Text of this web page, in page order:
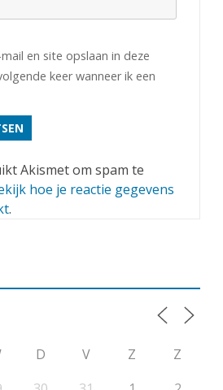
en site opslaan in deze
keer wanneer ik een
Akismet om spam te
hoe je reactie gegevens
.
D V Z
Z